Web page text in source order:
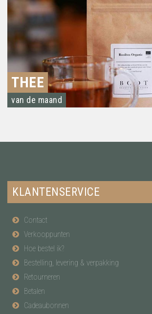
THEE
van de maand
KLANTENSERVICE
Contact
Verkooppunten
Hoe bestel ik?
Bestelling, levering & verpakking
Retourneren
Betalen
Cadeaubonnen